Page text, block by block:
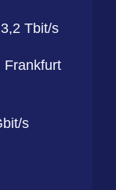
Tbit/s
Frankfurt
s